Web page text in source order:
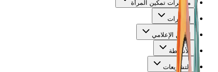
مؤشرات تمكين المرأة
إصدارات
الركن الإعلامي
الأنشطة
التشريعات